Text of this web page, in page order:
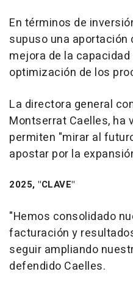
En términos de
supuso una aportación
mejora de la
optimización de los
La directora general
Montserrat Caelles, ha
permiten "mirar al
apostar por la
2025, "CLAVE"
"Hemos consolidado
facturación y
seguir ampliando
defendido Caelles.